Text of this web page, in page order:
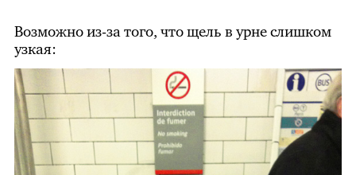
Возможно из-за того, что щель в урне слишком
узкая: